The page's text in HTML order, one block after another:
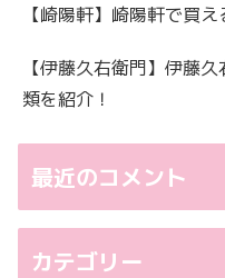
【崎陽軒】崎陽軒で買
【伊藤久右衛門】伊藤
類を紹介！
最近のコメント
カテゴリー